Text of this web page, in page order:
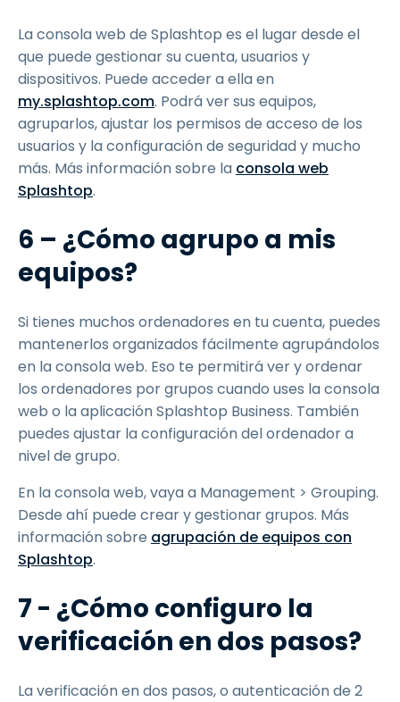
La consola web de Splashtop es el lugar desde el
que puede gestionar su cuenta, usuarios y
dispositivos. Puede acceder a ella en
my.splashtop.com. Podrá ver sus equipos,
agruparlos, ajustar los permisos de acceso de los
usuarios y la configuración de seguridad y mucho
más. Más información sobre la consola web
Splashtop.
6 – ¿Cómo agrupo a mis
equipos?
Si tienes muchos ordenadores en tu cuenta, puedes
mantenerlos organizados fácilmente agrupándolos
en la consola web. Eso te permitirá ver y ordenar
los ordenadores por grupos cuando uses la consola
web o la aplicación Splashtop Business. También
puedes ajustar la configuración del ordenador a
nivel de grupo.
En la consola web, vaya a Management > Grouping.
Desde ahí puede crear y gestionar grupos. Más
información sobre agrupación de equipos con
Splashtop.
7 - ¿Cómo configuro la
verificación en dos pasos?
La verificación en dos pasos, o autenticación de 2